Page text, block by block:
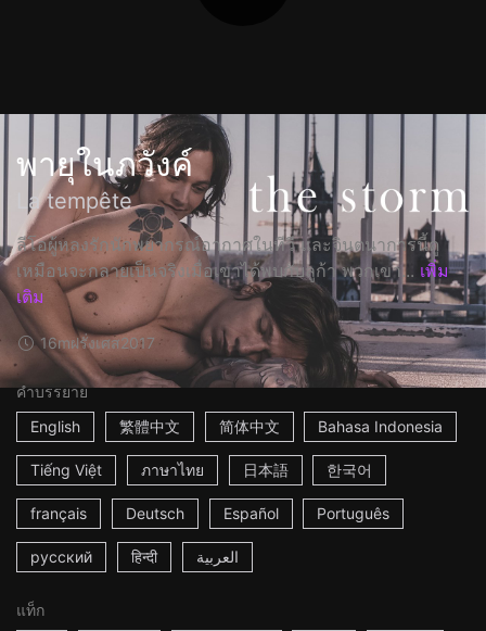
พายุในภวังค์
La tempête
ลีโอผู้หลงรักนักพยากรณ์อากาศในทีวี และจินตนาการนี้ดู
เหมือนจะกลายเป็นจริงเมื่อเขาได้พบกับลูก้า พวกเขา... เพิ่ม
เติม
16mฝรั่งเศส2017
คำบรรยาย
English
繁體中文 简体中文 Bahasa Indonesia
Tiếng Việt ภาษาไทย 日本語 한국어
français Deutsch Español Português
русский हिन्दी العربية
แท็ก